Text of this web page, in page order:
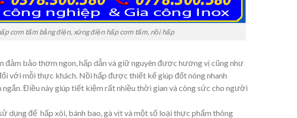
cơm tấm bằng điện, xửng điện hấp cơm tấm, nồi hấp
bảo thơm ngon, hấp dẫn và giữ nguyên được hương vị cũng như
với mỗi thực khách. Nồi hấp được thiết kế giúp đốt nóng nhanh
Điều này giúp tiết kiệm rất nhiều thời gian và công sức cho người
dụng để hấp xôi, bánh bao, gà vịt và một số loại thực phẩm thông